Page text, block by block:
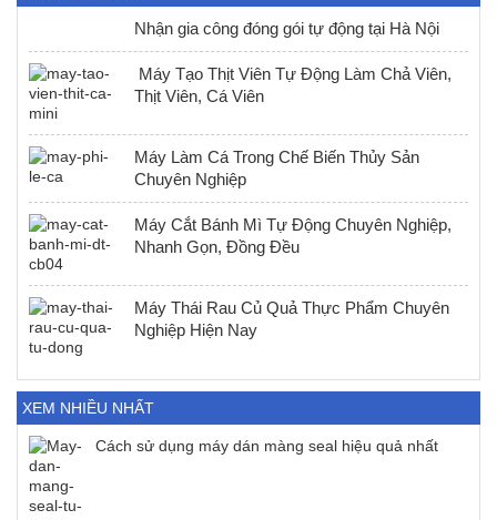
Nhận gia công đóng gói tự động tại Hà Nội
Máy Tạo Thịt Viên Tự Động Làm Chả Viên,
Thịt Viên, Cá Viên
Máy Làm Cá Trong Chế Biến Thủy Sản
Chuyên Nghiệp
Máy Cắt Bánh Mì Tự Động Chuyên Nghiệp,
Nhanh Gọn, Đồng Đều
Máy Thái Rau Củ Quả Thực Phẩm Chuyên
Nghiệp Hiện Nay
XEM NHIỀU NHẤT
Cách sử dụng máy dán màng seal hiệu quả nhất